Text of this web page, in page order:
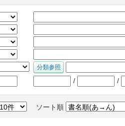
/ /
ソート順